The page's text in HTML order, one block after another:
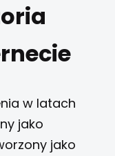
w latach
jako
jako